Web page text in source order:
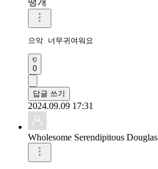
으악 너무귀여워요
0
답글 쓰기
2024.09.09 17:31
Wholesome Serendipitous Douglas